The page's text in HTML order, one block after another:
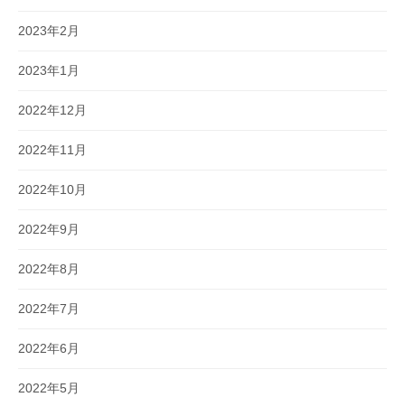
2023年2月
2023年1月
2022年12月
2022年11月
2022年10月
2022年9月
2022年8月
2022年7月
2022年6月
2022年5月